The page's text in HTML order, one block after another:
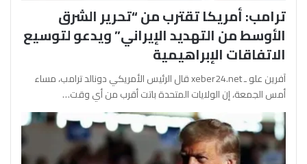
ترامب: أمريكا تقترب من “تحرير الشرق
الأوسط من التهديد الإيراني” ويدعو لتوسيع
الاتفاقات الإبراهيمية
آفرين علو ـ xeber24.net قال الرئيس الأمريكي دونالد ترامب، مساء
أمس الجمعة، إن الولايات المتحدة باتت أقرب من أي وقت…